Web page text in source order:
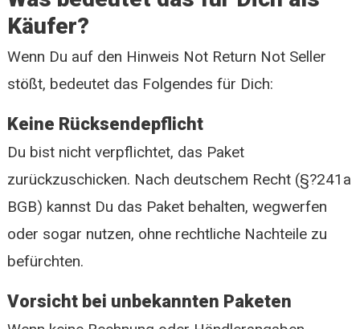
Käufer?
Wenn Du auf den Hinweis Not Return Not Seller
stößt, bedeutet das Folgendes für Dich:
Keine Rücksendepflicht
Du bist nicht verpflichtet, das Paket
zurückzuschicken. Nach deutschem Recht (§?241a
BGB) kannst Du das Paket behalten, wegwerfen
oder sogar nutzen, ohne rechtliche Nachteile zu
befürchten.
Vorsicht bei unbekannten Paketen